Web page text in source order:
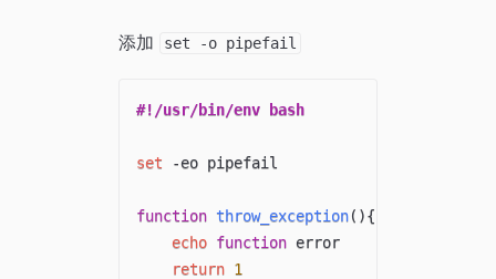
添加 set -o pipefail
#!/usr/bin/env bash
set -eo pipefail
function throw_exception( ){
echo function error
return 1